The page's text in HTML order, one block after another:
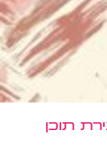
תוכן